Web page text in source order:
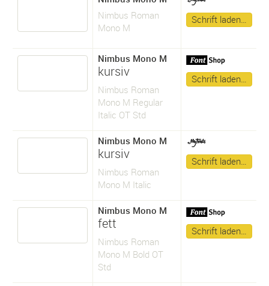
Nimbus Roman
Mono M
Schrift laden…
Nimbus Mono M
kursiv
Nimbus Roman
Mono M Regular
Italic OT Std
Schrift laden…
Nimbus Mono M
kursiv
Nimbus Roman
Mono M Italic
Schrift laden…
Nimbus Mono M
fett
Nimbus Roman
Mono M Bold OT
Std
Schrift laden…